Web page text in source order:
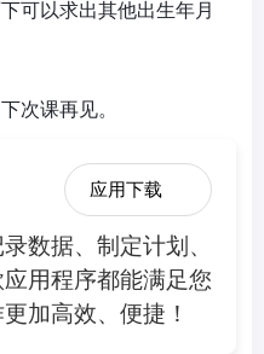
可以求出其他出生年月
次课再见。
应用下载
数据、制定计划、
用程序都能满足您
加高效、便捷！